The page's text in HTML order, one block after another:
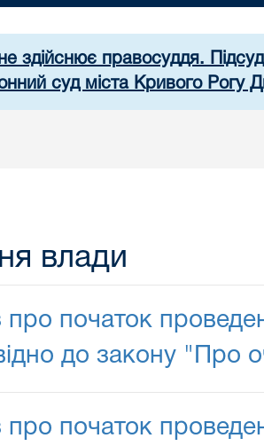
здійснює правосуддя.
суд міста Кривого Рогу
влади
про початок
до закону "Про
про початок